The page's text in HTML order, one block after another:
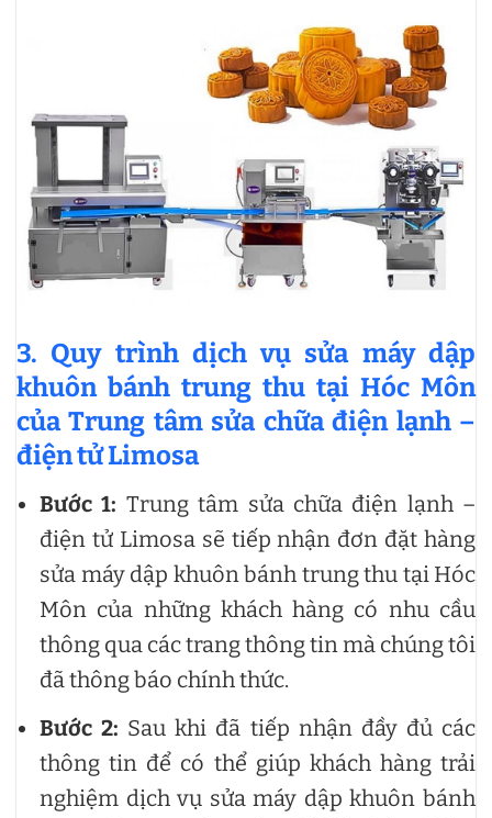
3. Quy trình dịch vụ sửa máy dập
khuôn bánh trung thu tại Hóc Môn
của Trung tâm sửa chữa điện lạnh –
điện tử Limosa
Bước 1: Trung tâm sửa chữa điện lạnh –
điện tử Limosa sẽ tiếp nhận đơn đặt hàng
sửa máy dập khuôn bánh trung thu tại Hóc
Môn của những khách hàng có nhu cầu
thông qua các trang thông tin mà chúng tôi
đã thông báo chính thức.
Bước 2: Sau khi đã tiếp nhận đầy đủ các
thông tin để có thể giúp khách hàng trải
nghiệm dịch vụ sửa máy dập khuôn bánh